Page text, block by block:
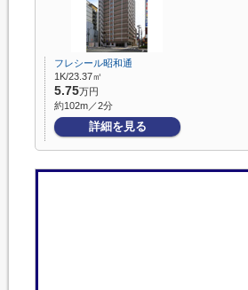
フレシール昭和通
1K/23.37㎡
5.75万円
約102m／2分
詳細を見る